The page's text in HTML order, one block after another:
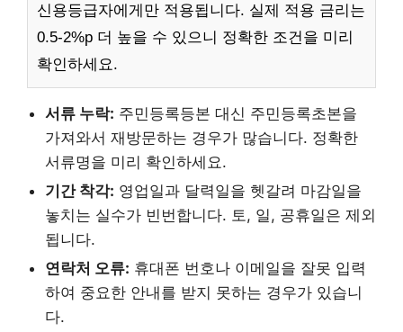
신용등급자에게만 적용됩니다. 실제 적용 금리는
0.5-2%p 더 높을 수 있으니 정확한 조건을 미리
확인하세요.
서류 누락: 주민등록등본 대신 주민등록초본을
가져와서 재방문하는 경우가 많습니다. 정확한
서류명을 미리 확인하세요.
기간 착각: 영업일과 달력일을 헷갈려 마감일을
놓치는 실수가 빈번합니다. 토, 일, 공휴일은 제외
됩니다.
연락처 오류: 휴대폰 번호나 이메일을 잘못 입력
하여 중요한 안내를 받지 못하는 경우가 있습니
다.